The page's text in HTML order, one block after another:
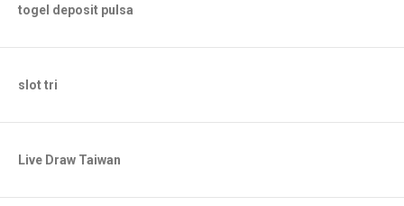
togel deposit pulsa
slot tri
Live Draw Taiwan